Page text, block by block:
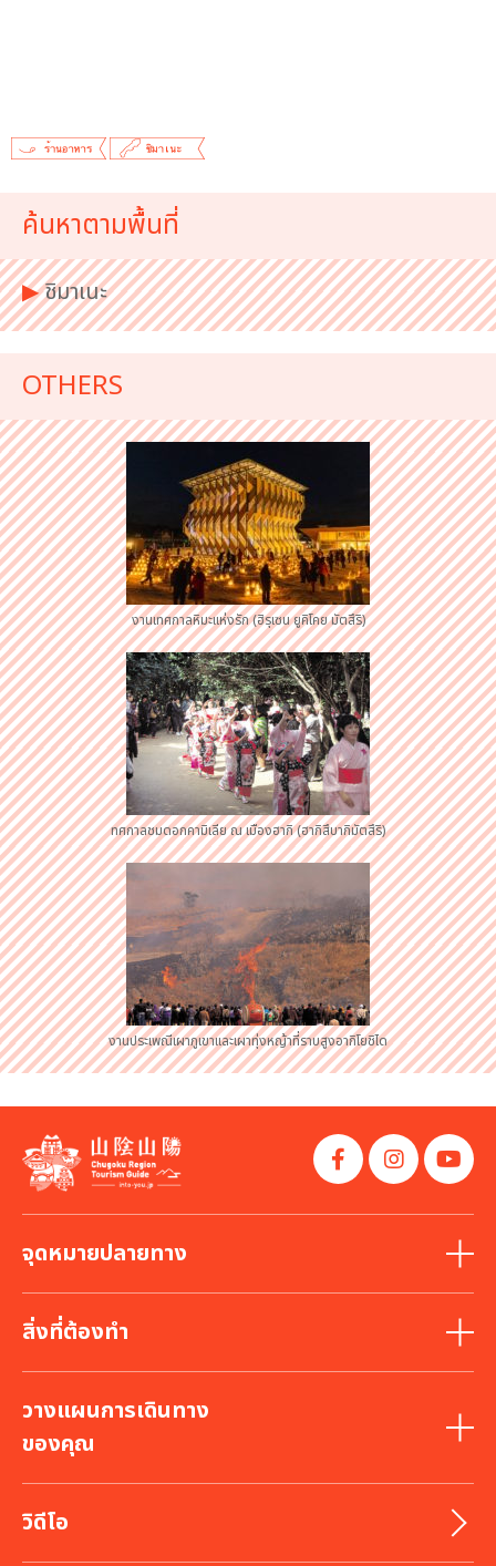
ค้นหาตามพื้นที่
▶︎ชิมาเนะ
OTHERS
งานเทศกาลหิมะแห่งรัก (ฮิรุเซน ยูคิโคย มัตสึริ)
ทศกาลชมดอกคามิเลีย ณ เมืองฮากิ (ฮากิสึบากิมัตสึริ)
งานประเพณีเผาภูเขาและเผาทุ่งหญ้าที่ราบสูงอากิโยชิได
จุดหมายปลายทาง
สิ่งที่ต้องทำ
วางแผนการเดินทาง
ของคุณ
วิดีโอ